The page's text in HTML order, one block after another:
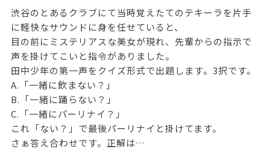
渋谷のとあるクラブにて当時覚えたてのテキーラを片手
に軽快なサウンドに身を任せていると、
目の前にミステリアスな美女が現れ、先輩からの指示で
声を掛けてこいと指令がありました。
田中少年の第一声をクイズ形式で出題します。3択です。
A.「一緒に飲まない？」
B.「一緒に踊らない？」
C.「一緒にパーリナイ？」
これ「ない？」で最後パーリナイと掛けてます。
さぁ答え合わせです。正解は…